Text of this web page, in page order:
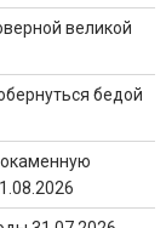
великой
бедой